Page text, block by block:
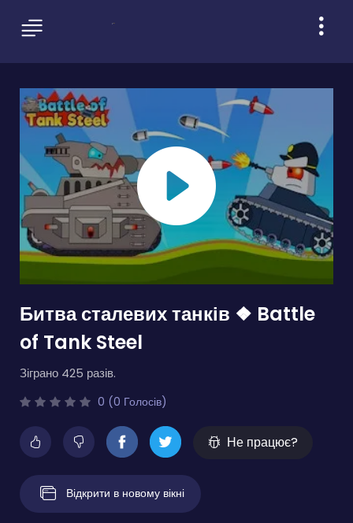
Битва сталевих танків ❖ Battle
of Tank Steel
Зіграно 425 разів.
0 (0 Голосів)
Не працює?
Відкрити в новому вікні